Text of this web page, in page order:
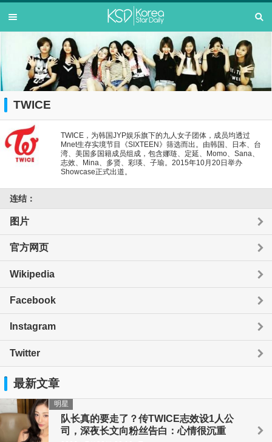
TWICE
TWICE，为韩国JYP娱乐旗下的九人女子团体，成员均透过
Mnet生存实境节目《SIXTEEN》筛选而出。由韩国、日本、台
湾、美国多国籍成员组成，包含娜琏、定延、Momo、Sana、
志效、Mina、多贤、彩瑛、子瑜。2015年10月20日举办
Showcase正式出道。
连结：
图片
官方网页
Wikipedia
Facebook
Instagram
Twitter
最新文章
队长真的要走了？传TWICE志效设1人公
司，深夜长文向粉丝告白：心情很沉重
明星